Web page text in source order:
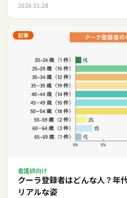
2026.01.28
記事
看護師向け
クーラ登録者はどんな人？年
リアルな姿